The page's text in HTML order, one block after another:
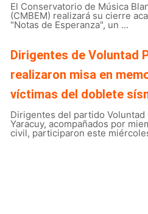
El Conservatorio de Música
(CMBEM) realizará su cierre
"Notas de Esperanza", un ...
Dirigentes de Voluntad
realizaron misa en
víctimas del doblete
Dirigentes del partido Voluntad
Yaracuy, acompañados por
civil, participaron este